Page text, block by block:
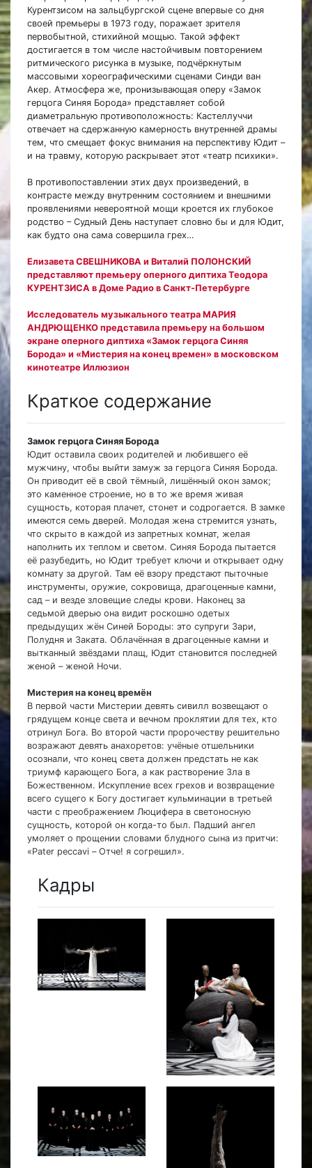
Курентзисом на зальцбургской сцене впервые со дня
своей премьеры в 1973 году, поражает зрителя
первобытной, стихийной мощью. Такой эффект
достигается в том числе настойчивым повторением
ритмического рисунка в музыке, подчёркнутым
массовыми хореографическими сценами Синди ван
Акер. Атмосфера же, пронизывающая оперу «Замок
герцога Синяя Борода» представляет собой
диаметральную противоположность: Кастеллуччи
отвечает на сдержанную камерность внутренней драмы
тем, что смещает фокус внимания на перспективу Юдит –
и на травму, которую раскрывает этот «театр психики».
В противопоставлении этих двух произведений, в
контрасте между внутренним состоянием и внешними
проявлениями невероятной мощи кроется их глубокое
родство – Судный День наступает словно бы и для Юдит,
как будто она сама совершила грех…
Елизавета СВЕШНИКОВА и Виталий ПОЛОНСКИЙ
представляют премьеру оперного диптиха Теодора
КУРЕНТЗИСА в Доме Радио в Санкт-Петербурге
Исследователь музыкального театра МАРИЯ
АНДРЮЩЕНКО представила премьеру на большом
экране оперного диптиха «Замок герцога Синяя
Борода» и «Мистерия на конец времен» в московском
кинотеатре Иллюзион
Краткое содержание
Замок герцога Синяя Борода
Юдит оставила своих родителей и любившего её
мужчину, чтобы выйти замуж за герцога Синяя Борода.
Он приводит её в свой тёмный, лишённый окон замок;
это каменное строение, но в то же время живая
сущность, которая плачет, стонет и содрогается. В замке
имеются семь дверей. Молодая жена стремится узнать,
что скрыто в каждой из запретных комнат, желая
наполнить их теплом и светом. Синяя Борода пытается
её разубедить, но Юдит требует ключи и открывает одну
комнату за другой. Там её взору предстают пыточные
инструменты, оружие, сокровища, драгоценные камни,
сад – и везде зловещие следы крови. Наконец за
седьмой дверью она видит роскошно одетых
предыдущих жён Синей Бороды: это супруги Зари,
Полудня и Заката. Облачённая в драгоценные камни и
вытканный звёздами плащ, Юдит становится последней
женой – женой Ночи.
Мистерия на конец времён
В первой части Мистерии девять сивилл возвещают о
грядущем конце света и вечном проклятии для тех, кто
отринул Бога. Во второй части пророчеству решительно
возражают девять анахоретов: учёные отшельники
осознали, что конец света должен предстать не как
триумф карающего Бога, а как растворение Зла в
Божественном. Искупление всех грехов и возвращение
всего сущего к Богу достигает кульминации в третьей
части с преображением Люцифера в светоносную
сущность, которой он когда-то был. Падший ангел
умоляет о прощении словами блудного сына из притчи:
«Pater peccavi – Отче! я согрешил».
Кадры